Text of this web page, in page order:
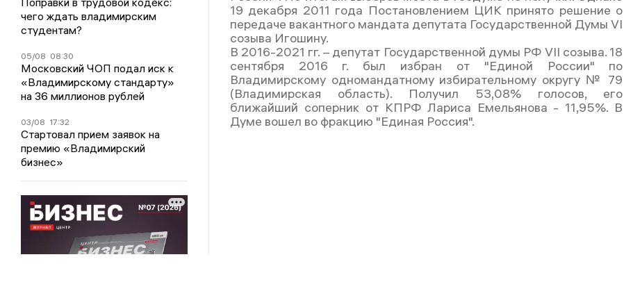
чего ждать владимирским
студентам?
05/08 08:30
Московский ЧОП подал иск к
«Владимирскому стандарту»
на 36 миллионов рублей
03/08 17:32
Стартовал прием заявок на
премию «Владимирский
бизнес»
19 декабря 2011 года Постановлением ЦИК принято решение о
передаче вакантного мандата депутата Государственной Думы VI
созыва Игошину.
В 2016-2021 гг. – депутат Государственной думы РФ VII созыва. 18
сентября 2016 г. был избран от "Единой России" по
Владимирскому одномандатному избирательному округу № 79
(Владимирская область). Получил 53,08% голосов, его
ближайший соперник от КПРФ Лариса Емельянова - 11,95%. В
Думе вошел во фракцию "Единая Россия".